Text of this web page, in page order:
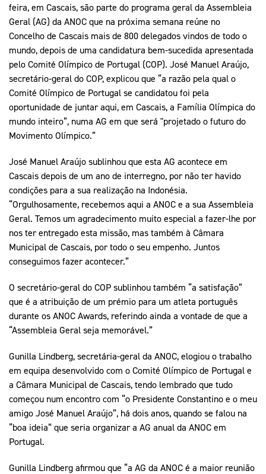
feira, em Cascais, são parte do programa geral da Assembleia
Geral (AG) da ANOC que na próxima semana reúne no
Concelho de Cascais mais de 800 delegados vindos de todo o
mundo, depois de uma candidatura bem-sucedida apresentada
pelo Comité Olímpico de Portugal (COP). José Manuel Araújo,
secretário-geral do COP, explicou que “a razão pela qual o
Comité Olímpico de Portugal se candidatou foi pela
oportunidade de juntar aqui, em Cascais, a Família Olímpica do
mundo inteiro”, numa AG em que será "projetado o futuro do
Movimento Olímpico.”
José Manuel Araújo sublinhou que esta AG acontece em
Cascais depois de um ano de interregno, por não ter havido
condições para a sua realização na Indonésia.
“Orgulhosamente, recebemos aqui a ANOC e a sua Assembleia
Geral. Temos um agradecimento muito especial a fazer-lhe por
nos ter entregado esta missão, mas também à Câmara
Municipal de Cascais, por todo o seu empenho. Juntos
conseguimos fazer acontecer.”
O secretário-geral do COP sublinhou também “a satisfação”
que é a atribuição de um prémio para um atleta português
durante os ANOC Awards, referindo ainda a vontade de que a
“Assembleia Geral seja memorável.”
Gunilla Lindberg, secretária-geral da ANOC, elogiou o trabalho
em equipa desenvolvido com o Comité Olímpico de Portugal e
a Câmara Municipal de Cascais, tendo lembrado que tudo
começou num encontro com “o Presidente Constantino e o meu
amigo José Manuel Araújo”, há dois anos, quando se falou na
“boa ideia” que seria organizar a AG anual da ANOC em
Portugal.
Gunilla Lindberg afirmou que “a AG da ANOC é a maior reunião